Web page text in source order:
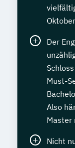
Der
Must-
Also
Master
Nicht